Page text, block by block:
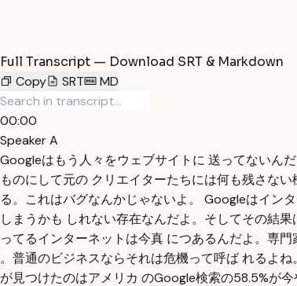
Full Transcript — Download SRT & Markdown
Copy
SRT MD
00:00
Speaker A
Googleはもう人々をウェブサイトに 送ってないん
ものにして元の クリエイターたちには何も残さな
る。これはバグなんかじゃないよ。 Googleはイン
しまうかも しれない存在なんだよ。そしてその結
ってるインターネットは今真 につあるんだよ。専
。普通のビジネスならそれは危機って呼ば れるよ
が見つけたのはアメリカ のGoogle検索の58.5%が